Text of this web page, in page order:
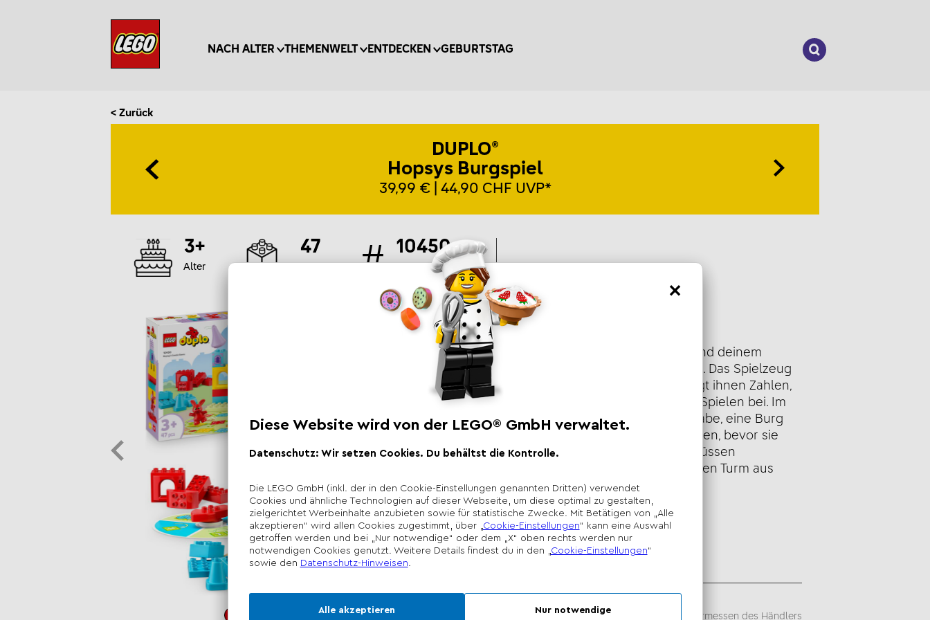
NACH ALTER THEMENWELT ENTDECKEN GEBURTSTAG
Suchen
< Zurück
DUPLO®
Hopsys Burgspiel
39,99 € | 44,90 CHF UVP*
3+
Alter
47 10450
Artikel
Produktbeschreibung
Dieses 2-in-1-Brettspiel bietet dir und deinem
Kleinkind stundenlangen Spielspaß. Das Spielzeug
hilft Kindern beim Lernen und bringt ihnen Zahlen,
Farben und das Abwechseln beim Spielen bei. Im
1. Spiel haben Kleinkinder die Aufgabe, eine Burg
für Hopsy und ihre Freunde zu bauen, bevor sie
nach Hause kommen. Im 2. Spiel müssen
Vorschulkinder den höchstmöglichen Turm aus
den bunten Steinen bauen.
Die Preisgestaltung liegt im alleinigen Ermessen des Händlers